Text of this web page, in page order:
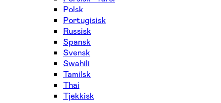
Polsk
Portugisisk
Russisk
Spansk
Svensk
Swahili
Tamilsk
Thai
Tjekkisk